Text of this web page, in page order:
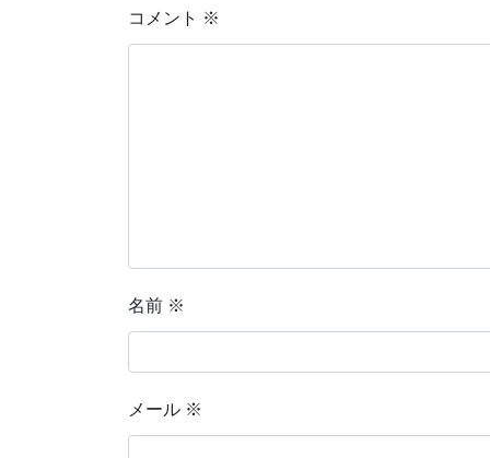
コメント ※
名前 ※
メール ※